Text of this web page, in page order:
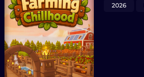
2026